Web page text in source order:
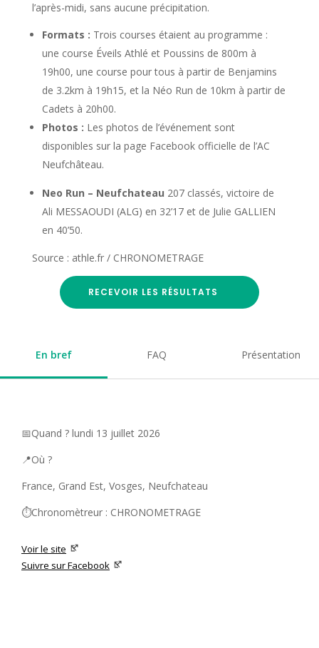
l’après-midi, sans aucune précipitation.
Formats : Trois courses étaient au programme :
une course Éveils Athlé et Poussins de 800m à
19h00, une course pour tous à partir de Benjamins
de 3.2km à 19h15, et la Néo Run de 10km à partir de
Cadets à 20h00.
Photos : Les photos de l’événement sont
disponibles sur la page Facebook officielle de l’AC
Neufchâteau.
Neo Run – Neufchateau 207 classés, victoire de
Ali MESSAOUDI (ALG) en 32’17 et de Julie GALLIEN
en 40’50.
Source : athle.fr / CHRONOMETRAGE
RECEVOIR LES RÉSULTATS
En bref FAQ Présentation
📅Quand ? lundi 13 juillet 2026
📍Où ?
France, Grand Est, Vosges, Neufchateau
⏱️Chronomètreur : CHRONOMETRAGE
Voir le site
Suivre sur Facebook